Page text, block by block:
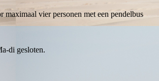
vier personen met een pendelbus
di gesloten.